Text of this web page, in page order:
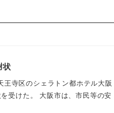
状
寺区のシェラトン都ホテル大阪
受けた。 大阪市は、市民等の安